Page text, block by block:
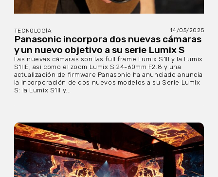
TECNOLOGÍA 14/05/2025
Panasonic incorpora dos nuevas cámaras
y un nuevo objetivo a su serie Lumix S
Las nuevas cámaras son las full frame Lumix S1II y la Lumix
S1IIE, así como el zoom Lumix S 24-60mm F2.8 y una
actualización de firmware Panasonic ha anunciado anuncia
la incorporación de dos nuevos modelos a su Serie Lumix
S: la Lumix S1II y...